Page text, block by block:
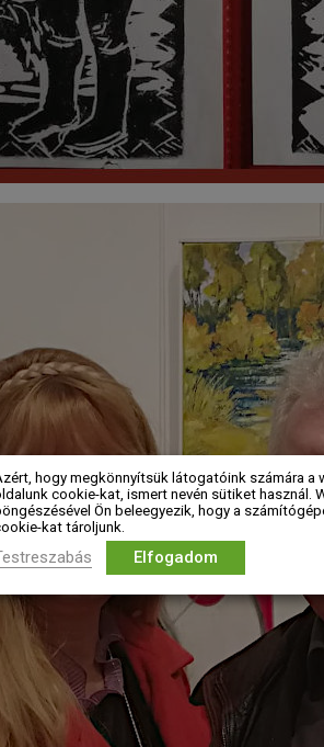
hogy megkönnyítsük látogatóink számára a
cookie-kat, ismert nevén sütiket használ.
Ön beleegyezik, hogy a
kat tároljunk.
Elfogadom